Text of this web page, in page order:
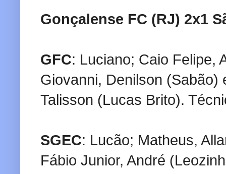
Gonçalense FC (RJ) 2x1
GFC: Luciano; Caio Felipe,
Giovanni, Denilson
Talisson (Lucas Brito).
SGEC: Lucão; Matheus,
Fábio Junior, André